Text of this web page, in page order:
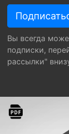
Вы всегда
подписки,
рассылки"